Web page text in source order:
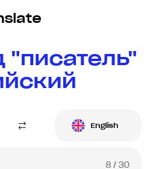
"писатель"
English
8 / 30